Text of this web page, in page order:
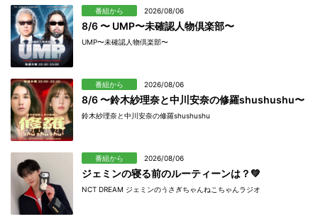
番組から 2026/08/06
8/6 〜 UMP〜未確認人物倶楽部〜
UMP〜未確認人物倶楽部〜
番組から 2026/08/06
8/6 〜鈴木紗理奈と中川安奈の修羅shushushu〜
鈴木紗理奈と中川安奈の修羅shushushu
番組から 2026/08/06
ジェミンの寝る前のルーティーンは？💚
NCT DREAM ジェミンのうさぎちゃんねこちゃんラジオ